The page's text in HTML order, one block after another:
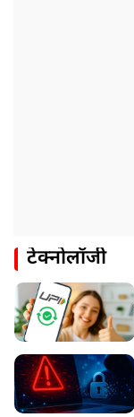
टेक्नोलॉजी